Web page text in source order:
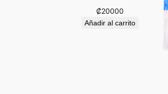
₡20000
Añadir al carrito